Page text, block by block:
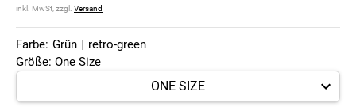
inkl. MwSt, zzgl. Versand
Farbe: Grün | retro-green
Größe: One Size